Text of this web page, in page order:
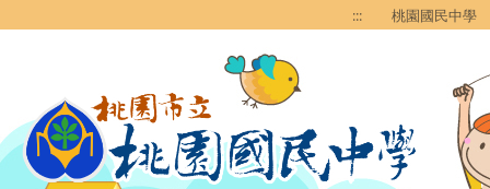
::: 桃園國民中學